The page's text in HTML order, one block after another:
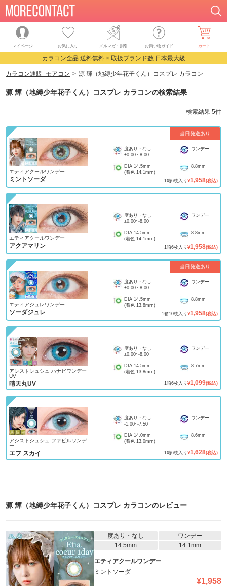
マイページ お気に入り メルマガ・割引 お買い物ガイド カート
カラコン全品 送料無料 × 取扱ブランド数 日本最大級
カラコン通販_モアコン 源 輝（地縛少年花子くん）コスプレ カラコン
源 輝（地縛少年花子くん）コスプレ カラコンの検索結果
検索結果 5件
当日発送あり
エティアクールワンデー
ミントソーダ
度あり・なし
±0.00~-8.00
ワンデー
DIA 14.5mm
(着色 14.1mm)
8.8mm
1箱6枚入り ¥1,958(税込)
エティアクールワンデー
アクアマリン
度あり・なし
±0.00~-8.00
ワンデー
DIA 14.5mm
(着色 14.1mm)
8.8mm
1箱6枚入り ¥1,958(税込)
当日発送あり
エティアジュレワンデー
ソーダジュレ
度あり・なし
±0.00~-8.00
ワンデー
DIA 14.5mm
(着色 13.8mm)
8.8mm
1箱10枚入り ¥1,958(税込)
アシストシュシュ ハナビワンデー
UV
晴天丸UV
度あり・なし
±0.00~-8.00
ワンデー
DIA 14.5mm
(着色 13.8mm)
8.7mm
1箱6枚入り ¥1,099(税込)
アシストシュシュ ファビルワンデ
ー
エフ スカイ
度あり・なし
-1.00~-7.50
ワンデー
DIA 14.0mm
(着色 13.0mm)
8.6mm
1箱6枚入り ¥1,628(税込)
源 輝（地縛少年花子くん）コスプレ カラコンのレビュー
度あり・なし
ワンデー
14.5mm
14.1mm
エティアクールワンデー
ミントソーダ
¥1,958